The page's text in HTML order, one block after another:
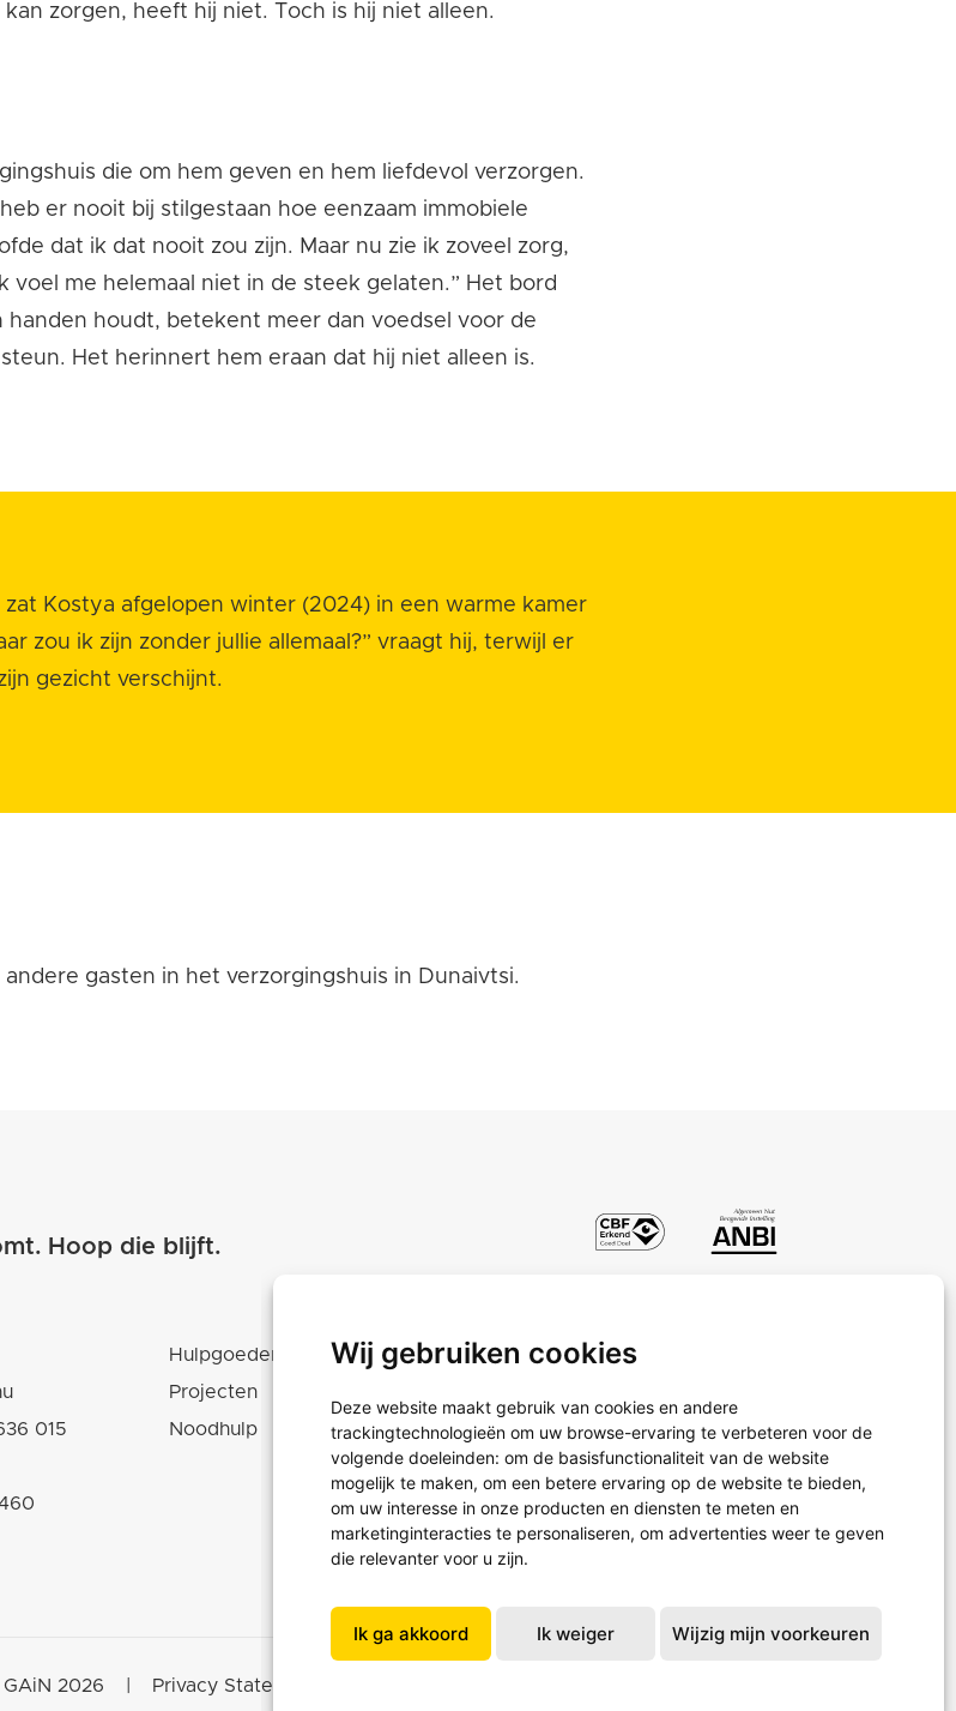
Wij gebruiken cookies
Deze website maakt gebruik van cookies en andere
trackingtechnologieën om uw browse-ervaring te verbeteren voor de
volgende doeleinden: om de basisfunctionaliteit van de website
mogelijk te maken, om een betere ervaring op de website te bieden,
om uw interesse in onze producten en diensten te meten en
marketinginteracties te personaliseren, om advertenties weer te geven
die relevanter voor u zijn.
Ik ga akkoord Ik weiger Wijzig mijn voorkeuren
zorgen, heeft hij niet. Toch is hij niet alleen.
die om hem geven en hem liefdevol verzorgen.
er nooit bij stilgestaan hoe eenzaam immobiele
dat ik dat nooit zou zijn. Maar nu zie ik zoveel zorg,
voel me helemaal niet in de steek gelaten.” Het bord
handen houdt, betekent meer dan voedsel voor de
Het herinnert hem eraan dat hij niet alleen is.
zat Kostya afgelopen winter (2024) in een warme kamer
zou ik zijn zonder jullie allemaal?” vraagt hij, terwijl er
gezicht verschijnt.
gasten in het verzorgingshuis in Dunaivtsi.
Hoop die blijft.
015
Hulpgoederen
Projecten
Noodhulp
Projectreizen
Schoenendoosactie
2026 Privacy Statement